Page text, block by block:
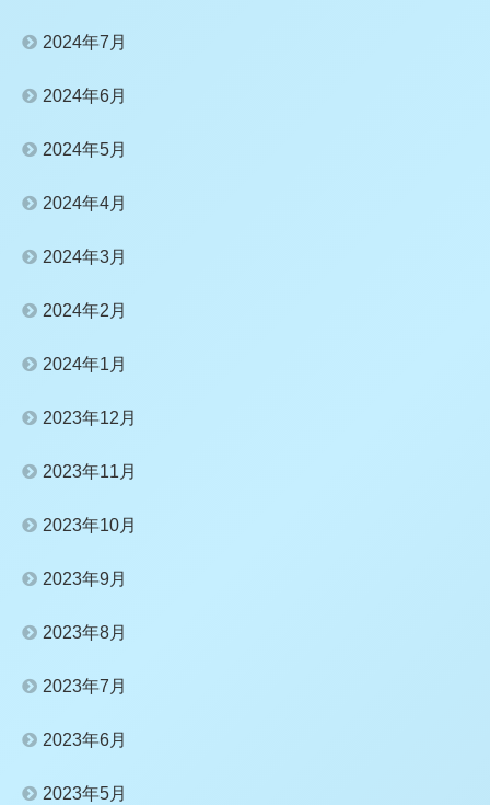
2024年7月
2024年6月
2024年5月
2024年4月
2024年3月
2024年2月
2024年1月
2023年12月
2023年11月
2023年10月
2023年9月
2023年8月
2023年7月
2023年6月
2023年5月